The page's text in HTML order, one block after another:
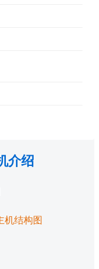
介绍
机结构图